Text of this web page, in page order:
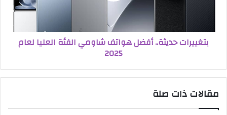
بتغييرات حديثة.. أفضل هواتف شاومي الفئة العليا لعام
2025
مقالات ذات صلة